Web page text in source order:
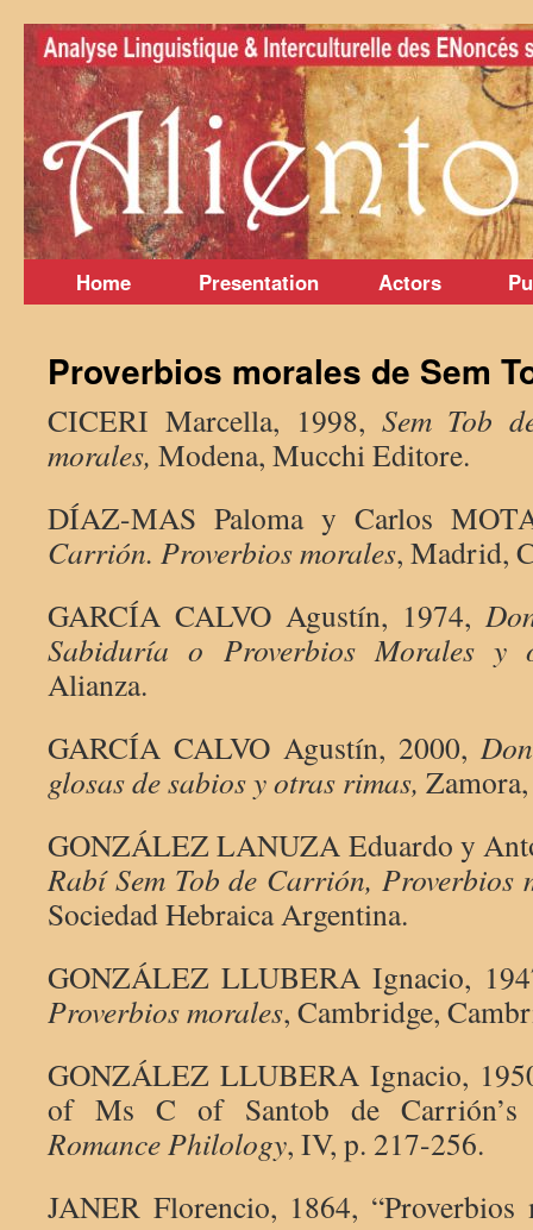
Skip
content
Home Presentation Actors
Proverbios morales de Sem
CICERI Marcella, 1998, Sem Tob
morales, Modena, Mucchi Editore.
DÍAZ-MAS Paloma y Carlos
Carrión. Proverbios morales, Madrid,
GARCÍA CALVO Agustín, 1974,
Sabiduría o Proverbios Morales y
Alianza.
GARCÍA CALVO Agustín, 2000,
glosas de sabios y otras rimas,
GONZÁLEZ LANUZA Eduardo y
Rabí Sem Tob de Carrión, Proverbios
Sociedad Hebraica Argentina.
GONZÁLEZ LLUBERA Ignacio,
Proverbios morales, Cambridge,
GONZÁLEZ LLUBERA Ignacio,
of Ms C of Santob de
Romance Philology, IV, p. 217-256.
JANER Florencio, 1864,